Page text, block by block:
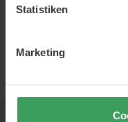
Statistiken
Marketing